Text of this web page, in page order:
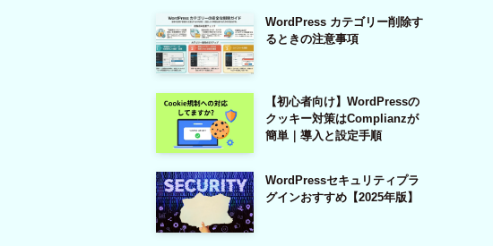
WordPress カテゴリー削除す
るときの注意事項
【初心者向け】WordPressの
クッキー対策はComplianzが
簡単｜導入と設定手順
WordPressセキュリティプラ
グインおすすめ【2025年版】